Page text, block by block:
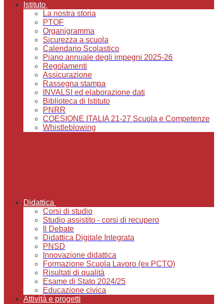
Istituto
La nostra storia
PTOF
Organigramma
Sicurezza a scuola
Calendario Scolastico
Piano annuale degli impegni 2025-26
Regolamenti
Assicurazione
Rassegna stampa
INVALSI ed elaborazione dati
Biblioteca di Istituto
PNRR
COESIONE ITALIA 21-27 Scuola e Competenze
Whistleblowing
Didattica
Corsi di studio
Studio assistito - corsi di recupero
Il Debate
Didattica Digitale Integrata
PNSD
Innovazione didattica
Formazione Scuola Lavoro (ex PCTO)
Risultati di qualità
Esame di Stato 2024/25
Educazione civica
Attività e progetti